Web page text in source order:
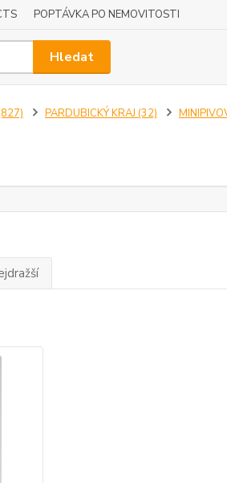
POPTÁVKA PO NEMOVITOSTI
Hledat
PARDUBICKÝ KRAJ (32)